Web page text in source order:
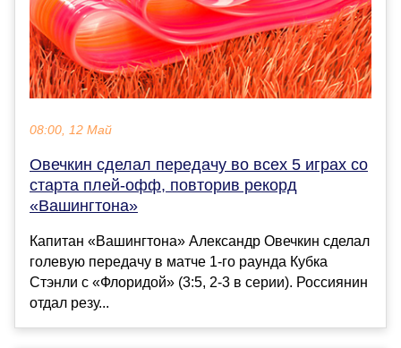
08:00, 12 Май
Овечкин сделал передачу во всех 5 играх со
старта плей-офф, повторив рекорд
«Вашингтона»
Капитан «Вашингтона» Александр Овечкин сделал
голевую передачу в матче 1-го раунда Кубка
Стэнли с «Флоридой» (3:5, 2-3 в серии). Россиянин
отдал резу...